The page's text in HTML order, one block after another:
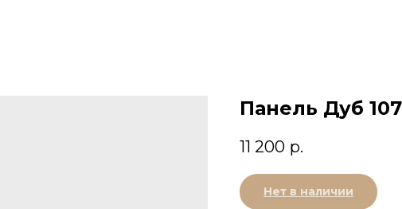
Панель Дуб 107
11 200 р.
Нет в наличии